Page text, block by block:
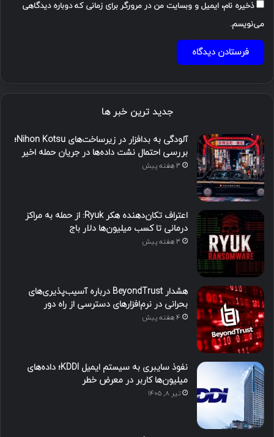
ذخیره نام، ایمیل و وبسایت من در مرورگر برای زمانی که دوباره دیدگاهی
می‌نویسم.
جدید ترین خبر ها
آلودگی به بدافزار در زیرساخت‌های Nihon Kotsu؛
بررسی احتمال نشت داده‌ها در جریان حمله اخیر
3 هفته پیش
اعتراف تکان‌دهنده هکر Ryuk: از حمله به مراکز
درمانی تا کسب میلیون‌ها دلار باج
3 هفته پیش
هشدار BeyondTrust درباره آسیب‌پذیری‌های
بحرانی در نرم‌افزارهای دسترسی از راه دور
4 هفته پیش
نفوذ سایبری به سیستم ایمیل KDDI؛ داده‌های
میلیون‌ها کاربر در معرض خطر
تیر ۸, ۱۴۰۵